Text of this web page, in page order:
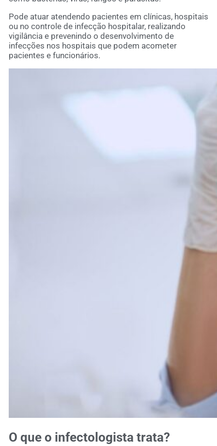
Pode atuar atendendo pacientes em clínicas, hospitais
ou no controle de infecção hospitalar, realizando
vigilância e prevenindo o desenvolvimento de
infecções nos hospitais que podem acometer
pacientes e funcionários.
O que o infectologista trata?